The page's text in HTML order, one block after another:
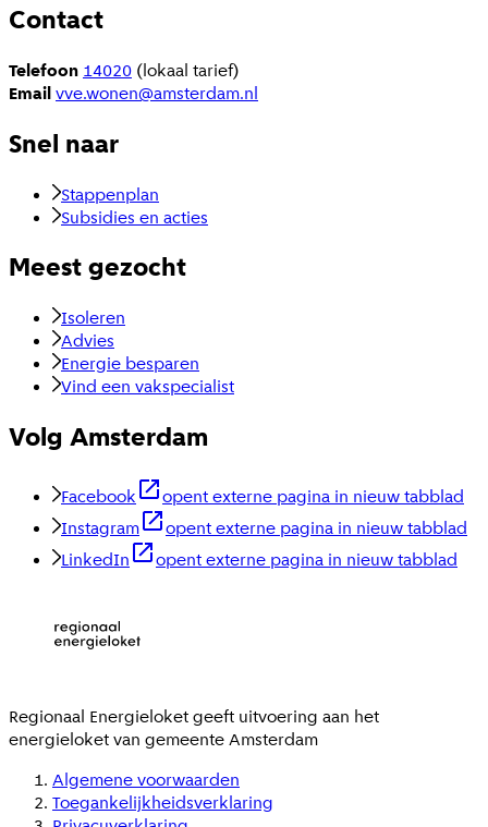
Contact
Telefoon 14020 (lokaal tarief)
Emailvve.wonen@amsterdam.nl
Snel naar
Stappenplan
Subsidies en acties
Meest gezocht
Isoleren
Advies
Energie besparen
Vind een vakspecialist
Volg Amsterdam
Facebook
opent externe pagina in nieuw tabblad
Instagram
opent externe pagina in nieuw tabblad
LinkedIn
opent externe pagina in nieuw tabblad
Regionaal Energieloketgeeft uitvoering aan het
energieloket van gemeenteAmsterdam
Algemene voorwaarden
Toegankelijkheidsverklaring